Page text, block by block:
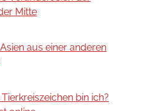
Mitte
aus einer anderen
bin ich?